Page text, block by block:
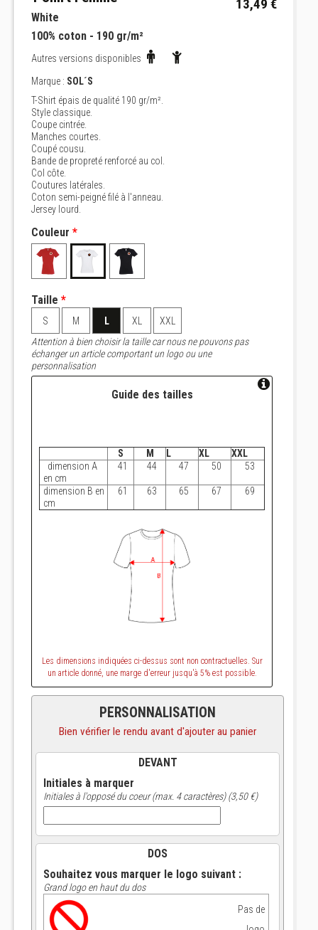
13,49 €
White
100% coton - 190 gr/m²
Autres versions disponibles
Marque : SOL´S
T-Shirt épais de qualité 190 gr/m².
Style classique.
Coupe cintrée.
Manches courtes.
Coupé cousu.
Bande de propreté renforcé au col.
Col côte.
Coutures latérales.
Coton semi-peigné filé à l'anneau.
Jersey lourd.
Couleur *
Taille *
S M L XL
XXL
Attention à bien choisir la taille car nous ne pouvons pas
échanger un article comportant un logo ou une
personnalisation
Guide des tailles
S M L XL
XXL
dimension A
en cm
41 44 47 50 53
dimension B en
cm
61 63 65 67 69
Les dimensions indiquées ci-dessus sont non contractuelles. Sur
un article donné, une marge d'erreur jusqu'à 5% est possible.
PERSONNALISATION
Bien vérifier le rendu avant d'ajouter au panier
DEVANT
Initiales à marquer
Initiales à l'opposé du coeur (max. 4 caractères) (3,50 €)
DOS
Souhaitez vous marquer le logo suivant :
Grand logo en haut du dos
Pas de